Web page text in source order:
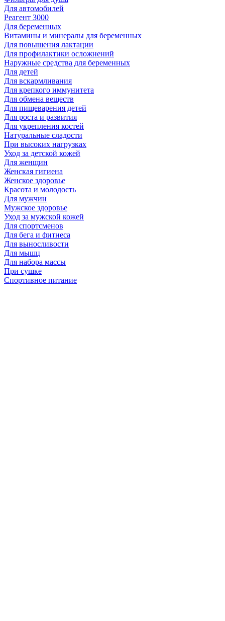
Для автомобилей
Реагент 3000
Для беременных
Витамины и минералы для беременных
Для повышения лактации
Для профилактики осложнений
Наружные средства для беременных
Для детей
Для вскармливания
Для крепкого иммунитета
Для обмена веществ
Для пищеварения детей
Для роста и развития
Для укрепления костей
Натуральные сладости
При высоких нагрузках
Уход за детской кожей
Для женщин
Женская гигиена
Женское здоровье
Красота и молодость
Для мужчин
Мужское здоровье
Уход за мужской кожей
Для спортсменов
Для бега и фитнеса
Для выносливости
Для мышц
Для набора массы
При сушке
Спортивное питание